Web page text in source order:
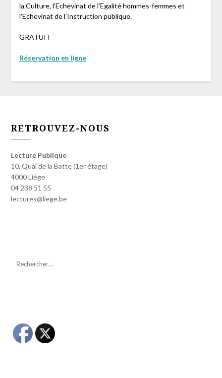
la Culture, l’Echevinat de l’Egalité hommes-femmes et
l’Echevinat de l’Instruction publique.
GRATUIT
Réservation en ligne
RETROUVEZ-NOUS
Lecture Publique
10, Quai de la Batte (1er étage)
4000 Liège
04 238 51 55
lectures@liege.be